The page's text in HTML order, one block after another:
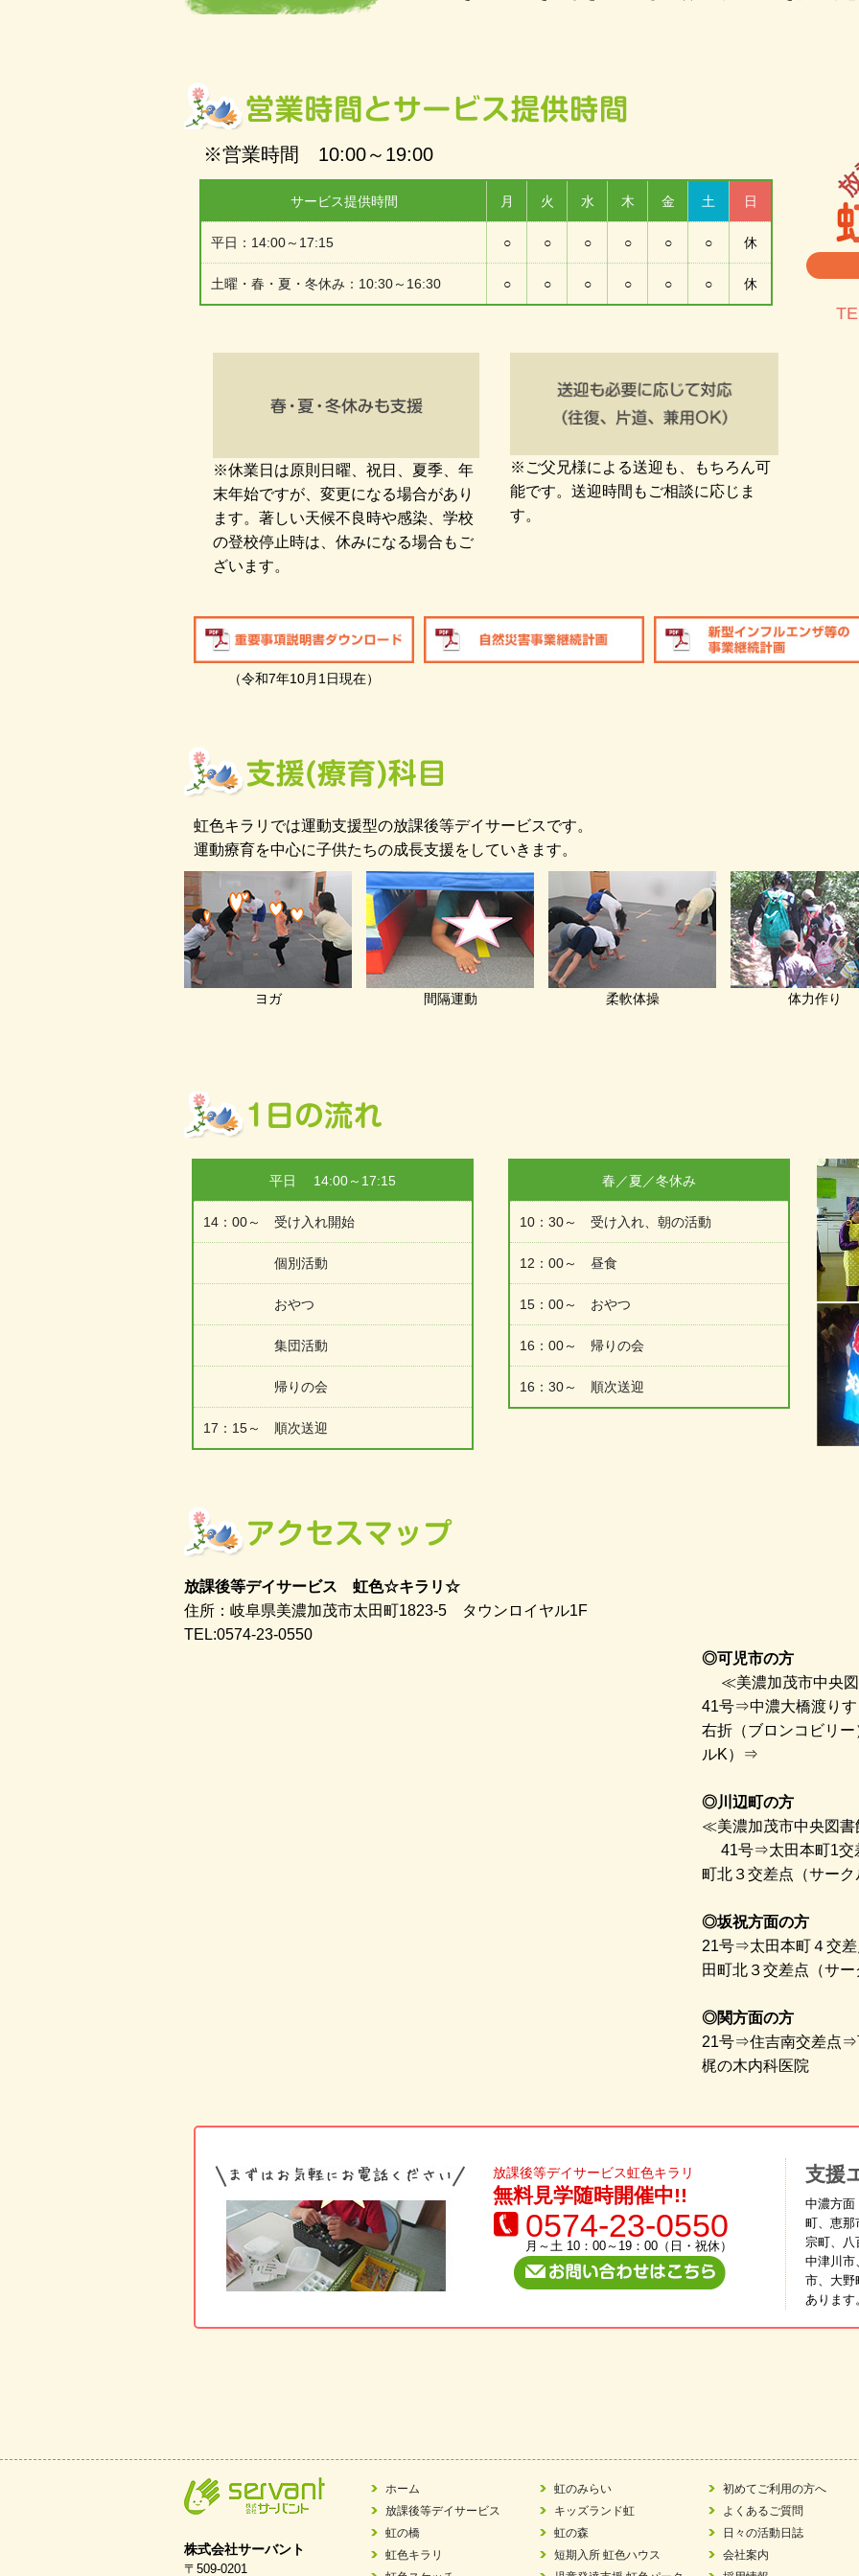
※営業時間 10:00～19:00
サービス提供時間 月 火 水 木 金 土 日
平日：14:00～17:15 ○ ○ ○ ○ ○ ○ 休
土曜・春・夏・冬休み：10:30～16:30 ○ ○ ○ ○ ○ ○ 休
※休業日は原則日曜、祝日、夏季、年
末年始ですが、変更になる場合があり
ます。著しい天候不良時や感染、学校
の登校停止時は、休みになる場合もご
ざいます。
※ご父兄様による送迎も、もちろん可
能です。送迎時間もご相談に応じま
す。
（令和7年10月1日現在）
虹色キラリでは運動支援型の放課後等デイサービスです。
運動療育を中心に子供たちの成長支援をしていきます。
ヨガ 間隔運動 柔軟体操 体力作り
平日 14:00～17:15
14：00～ 受け入れ開始
個別活動
おやつ
集団活動
帰りの会
17：15～ 順次送迎
春／夏／冬休み
10：30～ 受け入れ、朝の活動
12：00～ 昼食
15：00～ おやつ
16：00～ 帰りの会
16：30～ 順次送迎
放課後等デイサービス 虹色☆キラリ☆
住所：岐阜県美濃加茂市太田町1823-5 タウンロイヤル1F
TEL:0574-23-0550
◎可児市の方
≪美濃加茂市中央図
41号⇒中濃大橋渡り
右折（ブロンコビリ
ルK）⇒
◎川辺町の方
≪美濃加茂市中央図
41号⇒太田本町1交
町北３交差点（サー
◎坂祝方面の方
21号⇒太田本町４交
田町北３交差点（サ
◎関方面の方
21号⇒住吉南交差点
梶の木内科医院
放課後等デイサービス虹色キラリ
無料見学随時開催中!!
0574-23-0550
月～土 10：00～19：00（日・祝休）
支援
中濃方面
町、恵那
宗町、八
中津川市
市、大
あります
株式会社サーバント
〒509-0201
ホーム
放課後等デイサービス
虹の橋
虹色キラリ
虹のみらい
キッズランド虹
虹の森
短期入所 虹色ハウス
初めてご利用の方へ
よくあるご質問
日々の活動日誌
会社案内